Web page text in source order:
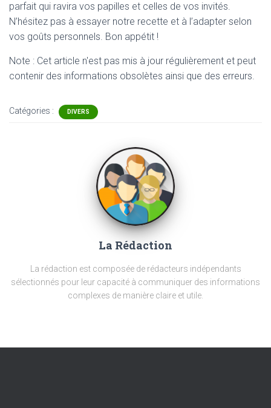
parfait qui ravira vos papilles et celles de vos invités.
N’hésitez pas à essayer notre recette et à l’adapter selon
vos goûts personnels. Bon appétit !
Note : Cet article n'est pas mis à jour régulièrement et peut
contenir des informations obsolètes ainsi que des erreurs.
Catégories : DIVERS
La Rédaction
La rédaction est composée de rédacteurs indépendants
sélectionnés pour leur capacité à communiquer des informations
complexes de manière claire et utile.